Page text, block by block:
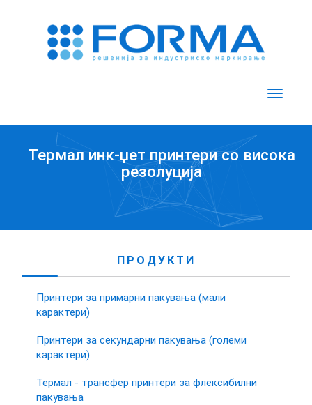
Toggle
Термал инк-џет принтери со висока
резолуција
ПРОДУКТИ
Принтери за примарни пакувања (мали
карактери)
Принтери за секундарни пакувања (големи
карактери)
Термал - трансфер принтери за флексибилни
пакувања